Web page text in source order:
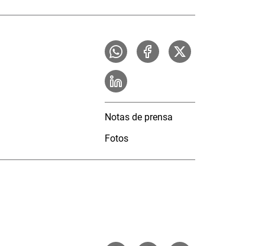
Notas de prensa
Fotos